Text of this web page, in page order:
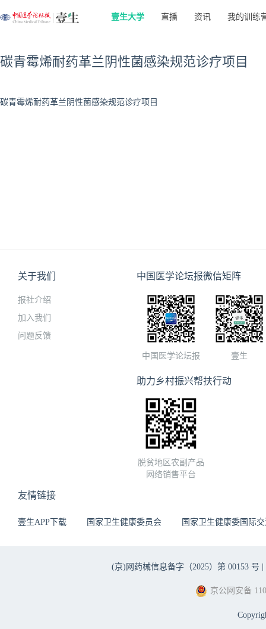
壹生大学 直播 资讯 我的训练
碳青霉烯耐药革兰阴性菌感染规范诊疗项目
碳青霉烯耐药革兰阴性菌感染规范诊疗项目
关于我们
报社介绍
加入我们
问题反馈
中国医学论坛报微信矩阵
中国医学论坛报 壹生
助力乡村振兴帮扶行动
脱贫地区农副产品
网络销售平台
友情链接
壹生APP下载 国家卫生健康委员会 国家卫生健康委国际
(京)网药械信息备字（2025）第 00153 号 |
京公网安备